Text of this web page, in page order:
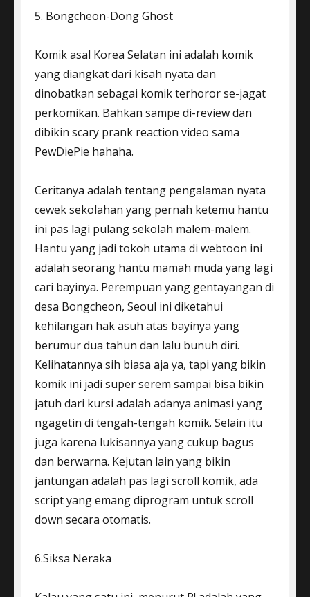
5. Bongcheon-Dong Ghost
Komik asal Korea Selatan ini adalah komik
yang diangkat dari kisah nyata dan
dinobatkan sebagai komik terhoror se-jagat
perkomikan. Bahkan sampe di-review dan
dibikin scary prank reaction video sama
PewDiePie hahaha.
Ceritanya adalah tentang pengalaman nyata
cewek sekolahan yang pernah ketemu hantu
ini pas lagi pulang sekolah malem-malem.
Hantu yang jadi tokoh utama di webtoon ini
adalah seorang hantu mamah muda yang lagi
cari bayinya. Perempuan yang gentayangan di
desa Bongcheon, Seoul ini diketahui
kehilangan hak asuh atas bayinya yang
berumur dua tahun dan lalu bunuh diri.
Kelihatannya sih biasa aja ya, tapi yang bikin
komik ini jadi super serem sampai bisa bikin
jatuh dari kursi adalah adanya animasi yang
ngagetin di tengah-tengah komik. Selain itu
juga karena lukisannya yang cukup bagus
dan berwarna. Kejutan lain yang bikin
jantungan adalah pas lagi scroll komik, ada
script yang emang diprogram untuk scroll
down secara otomatis.
6.Siksa Neraka